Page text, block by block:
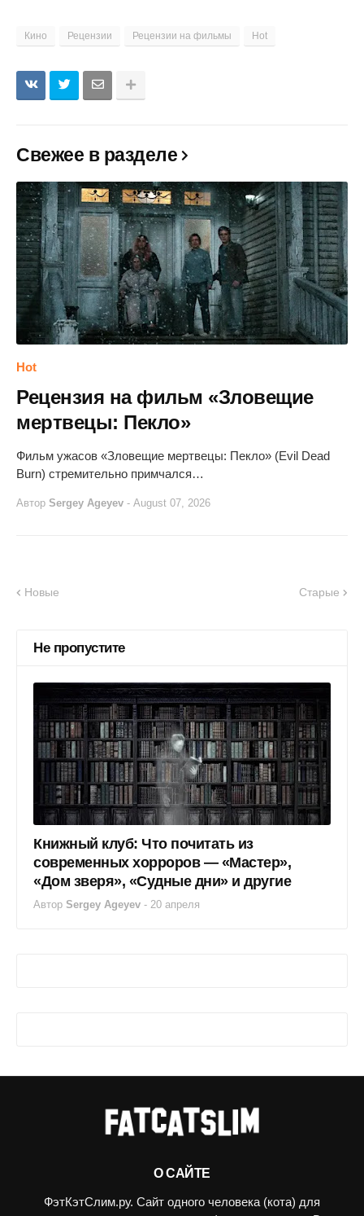
Кино Рецензии Рецензии на фильмы Hot
Свежее в разделе
Hot
Рецензия на фильм «Зловещие
мертвецы: Пекло»
Фильм ужасов «Зловещие мертвецы: Пекло» (Evil Dead
Burn) стремительно примчался…
Автор Sergey Ageyev - August 07, 2026
Новые Старые
Не пропустите
Книжный клуб: Что почитать из
современных хорроров — «Мастер»,
«Дом зверя», «Судные дни» и другие
Автор Sergey Ageyev - 20 апреля
О САЙТЕ
ФэтКэтСлим.ру. Сайт одного человека (кота) для